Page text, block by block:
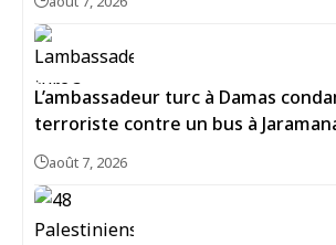
L’ambassadeur turc à Damas
terroriste contre un bus à
août 7, 2026